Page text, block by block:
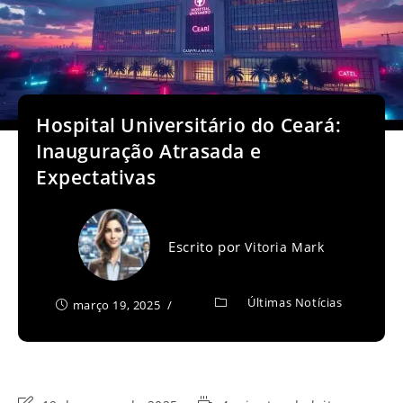
Hospital Universitário do Ceará:
Inauguração Atrasada e
Expectativas
Escrito porVitoria Mark
março 19, 2025 Últimas Notícias